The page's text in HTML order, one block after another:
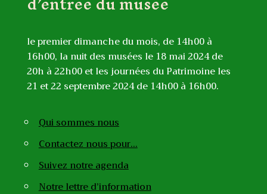
le premier dimanche du mois, de 14h00 à
16h00, la nuit des musées le 18 mai 2024 de
20h à 22h00 et les journées du Patrimoine les
21 et 22 septembre 2024 de 14h00 à 16h00.
Qui sommes nous
Contactez nous pour…
Suivez notre agenda
Notre lettre d’information